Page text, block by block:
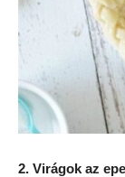
2. Virágok az